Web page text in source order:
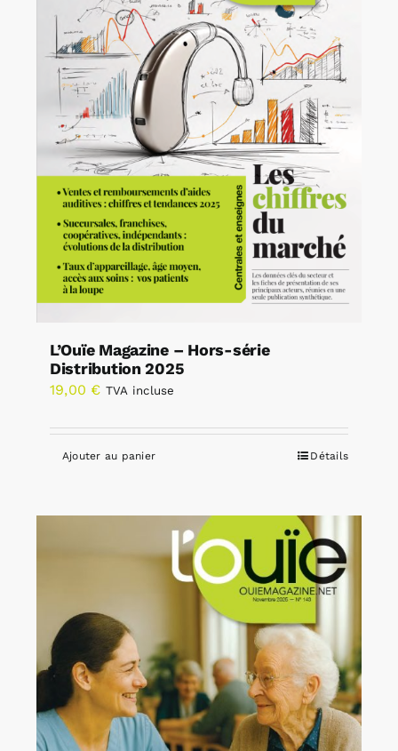
L’Ouïe Magazine – Hors-série
Distribution 2025
19,00 € TVA incluse
Ajouter au panier Détails